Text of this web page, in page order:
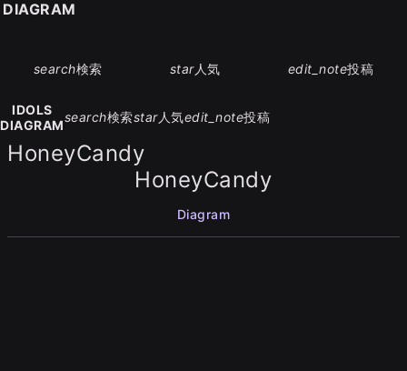
search検索 star人気 edit_note投稿
IDOLS
DIAGRAM
search検索star人気edit_note投稿
HoneyCandy
HoneyCandy
Diagram